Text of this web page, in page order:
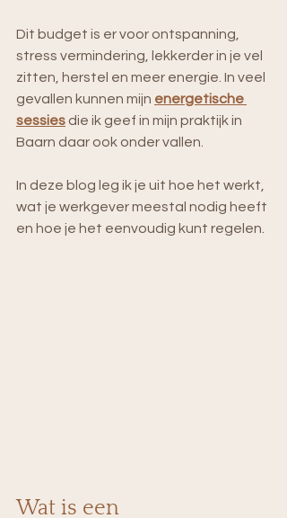
Dit budget is er voor ontspanning,
stress vermindering, lekkerder in je vel
zitten, herstel en meer energie. In veel
gevallen kunnen mijn energetische
sessies die ik geef in mijn praktijk in
Baarn daar ook onder vallen.
In deze blog leg ik je uit hoe het werkt,
wat je werkgever meestal nodig heeft
en hoe je het eenvoudig kunt regelen.
Wat is een